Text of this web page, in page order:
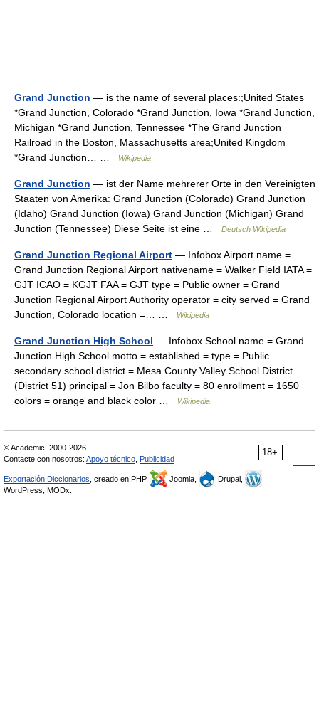
Grand Junction — is the name of several places:;United States
*Grand Junction, Colorado *Grand Junction, Iowa *Grand Junction,
Michigan *Grand Junction, Tennessee *The Grand Junction
Railroad in the Boston, Massachusetts area;United Kingdom
*Grand Junction… …
Wikipedia
Grand Junction — ist der Name mehrerer Orte in den Vereinigten
Staaten von Amerika: Grand Junction (Colorado) Grand Junction
(Idaho) Grand Junction (Iowa) Grand Junction (Michigan) Grand
Junction (Tennessee) Diese Seite ist eine …
Deutsch Wikipedia
Grand Junction Regional Airport — Infobox Airport name =
Grand Junction Regional Airport nativename = Walker Field IATA =
GJT ICAO = KGJT FAA = GJT type = Public owner = Grand
Junction Regional Airport Authority operator = city served = Grand
Junction, Colorado location =… …
Wikipedia
Grand Junction High School — Infobox School name = Grand
Junction High School motto = established = type = Public
secondary school district = Mesa County Valley School District
(District 51) principal = Jon Bilbo faculty = 80 enrollment = 1650
colors = orange and black color …
Wikipedia
18+
© Academic, 2000-2026
Contacte con nosotros: Apoyo técnico Publicidad
Exportación Diccionarios , creado en PHP, Joomla,
Drupal,
WordPress, MODx.